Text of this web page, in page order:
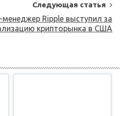
Следующая статья
Ripple выступил за
крипторынка в США